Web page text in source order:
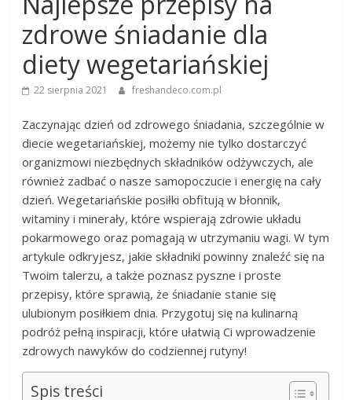
zdrowe śniadanie dla
diety wegetariańskiej
22 sierpnia 2021 freshandeco.com.pl
Zaczynając dzień od zdrowego śniadania, szczególnie w
diecie wegetariańskiej, możemy nie tylko dostarczyć
organizmowi niezbędnych składników odżywczych, ale
również zadbać o nasze samopoczucie i energię na cały
dzień. Wegetariańskie posiłki obfitują w błonnik,
witaminy i minerały, które wspierają zdrowie układu
pokarmowego oraz pomagają w utrzymaniu wagi. W tym
artykule odkryjesz, jakie składniki powinny znaleźć się na
Twoim talerzu, a także poznasz pyszne i proste
przepisy, które sprawią, że śniadanie stanie się
ulubionym posiłkiem dnia. Przygotuj się na kulinarną
podróż pełną inspiracji, które ułatwią Ci wprowadzenie
zdrowych nawyków do codziennej rutyny!
Spis treści